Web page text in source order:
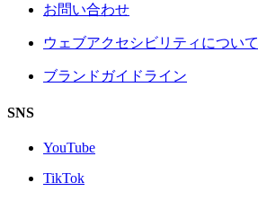
お問い合わせ
ウェブアクセシビリティについて
ブランドガイドライン
SNS
YouTube
TikTok